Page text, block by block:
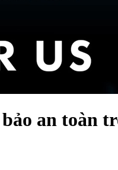
an toàn